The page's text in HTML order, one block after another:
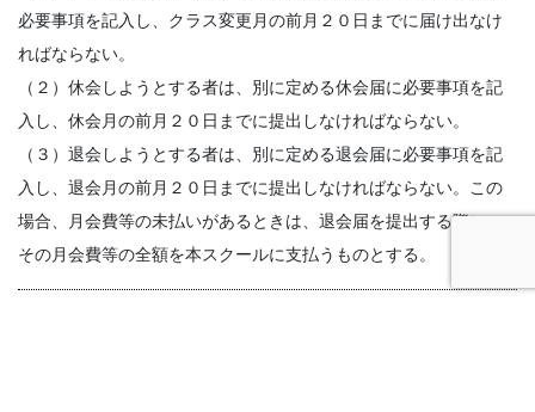
必要事項を記入し、クラス変更月の前月２０日までに届け出なけ
ればならない。
（２）休会しようとする者は、別に定める休会届に必要事項を記
入し、休会月の前月２０日までに提出しなければならない。
（３）退会しようとする者は、別に定める退会届に必要事項を記
入し、退会月の前月２０日までに提出しなければならない。この
場合、月会費等の未払いがあるときは、退会届を提出する際に、
その月会費等の全額を本スクールに支払うものとする。